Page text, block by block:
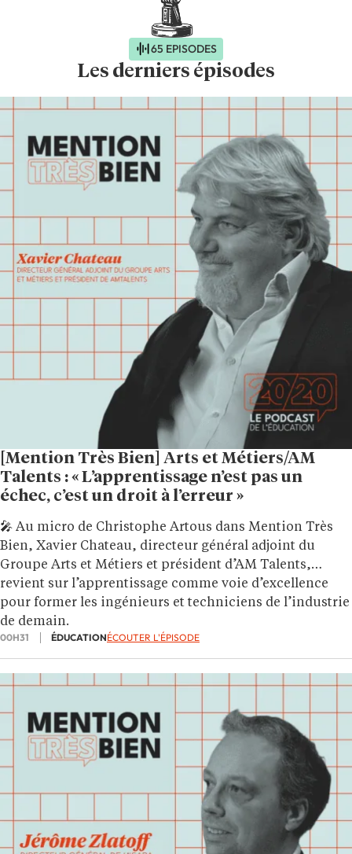
65 EPISODES
Les derniers épisodes
[Mention Très Bien] Arts et Métiers/AM
Talents : « L’apprentissage n’est pas un
échec, c’est un droit à l’erreur »
🎤 Au micro de Christophe Artous dans Mention Très
Bien, Xavier Chateau, directeur général adjoint du
Groupe Arts et Métiers et président d’AM Talents,
revient sur l’apprentissage comme voie d’excellence
pour former les ingénieurs et techniciens de l’industrie
de demain.
00H31 ÉDUCATIONÉCOUTER L'ÉPISODE